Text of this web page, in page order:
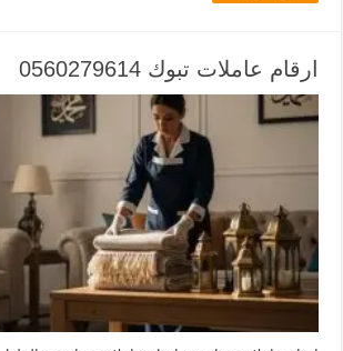
ارقام عاملات تبوك 0560279614